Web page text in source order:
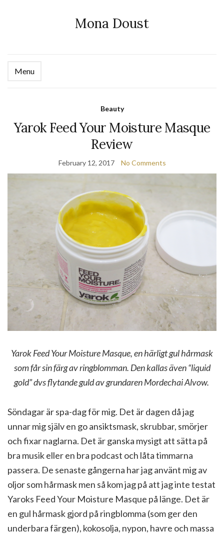
Mona Doust
Menu
Beauty
Yarok Feed Your Moisture Masque
Review
February 12, 2017 No Comments
Yarok Feed Your Moisture Masque, en härligt gul hårmask
som får sin färg av ringblomman. Den kallas även “liquid
gold” dvs flytande guld av grundaren Mordechai Alvow.
Söndagar är spa-dag för mig. Det är dagen då jag
unnar mig själv en go ansiktsmask, skrubbar, smörjer
och fixar naglarna. Det är ganska mysigt att sätta på
bra musik eller en bra podcast och låta timmarna
passera. De senaste gångerna har jag använt mig av
oljor som hårmask men så kom jag på att jag inte testat
Yaroks Feed Your Moisture Masque på länge. Det är
en gul hårmask gjord på ringblomma (som ger den
underbara färgen), kokosolja, nypon, havre och massa